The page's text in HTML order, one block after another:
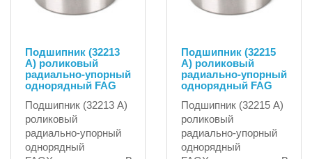
Подшипник (32213
А) роликовый
радиально-упорный
однорядный FAG
Подшипник (32213 А)
роликовый
радиально-упорный
однорядный
Подшипник (32215
А) роликовый
радиально-упорный
однорядный FAG
Подшипник (32215 А)
роликовый
радиально-упорный
однорядный